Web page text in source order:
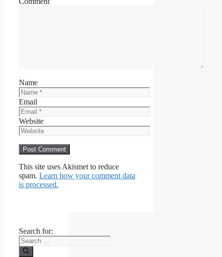
Name
Email
Website
This site uses Akismet to reduce
spam. Learn how your comment data
is processed.
Search for: